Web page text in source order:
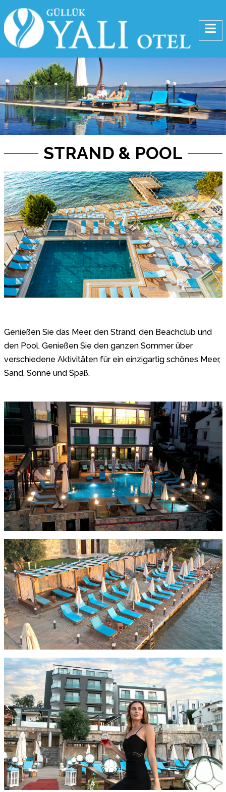
STRAND & POOL
Genießen Sie das Meer, den Strand, den Beachclub und
den Pool. Genießen Sie den ganzen Sommer über
verschiedene Aktivitäten für ein einzigartig schönes Meer,
Sand, Sonne und Spaß.